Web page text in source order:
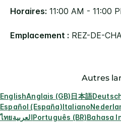
Horaires: 11:00 AM - 11:00
Emplacement : REZ-DE-
Autres
EnglishAnglais (GB)日本語
Español (España)Italiano
ไทยالعربيةPortuguês (BR)Bahasa